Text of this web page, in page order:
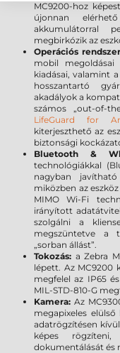
MC9200-hoz
újonnan
akkumulátorral
megbirkózik az
Operációs
mobil
kiadásai, valamint
hosszantartó
akadályok a
számos „out-of-
LifeGuard for
kiterjeszthető az
biztonsági
Bluetooth &
technológiákkal
nagyban
miközben az
MIMO Wi-Fi
irányított
szolgálni a
megszüntetve a
„sorban állást”.
Tokozás: a Zebra
lépett. Az MC9200
megfelel az IP65
MIL-STD-810-G
Kamera: Az
megapixeles
adatrögzítésen
képes
dokumentálását és